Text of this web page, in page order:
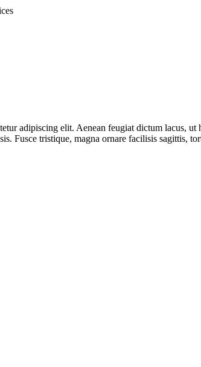
adipiscing elit. Aenean feugiat dictum lacus,
Fusce tristique, magna ornare facilisis sagittis,